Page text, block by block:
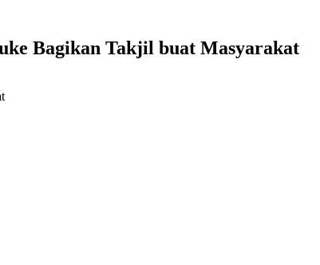
Bagikan Takjil buat Masyarakat